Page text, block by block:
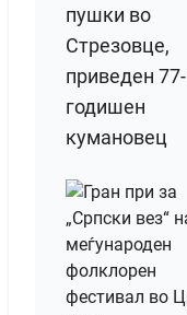
пушки во
Стрезовце,
приведен 77-
годишен
кумановец